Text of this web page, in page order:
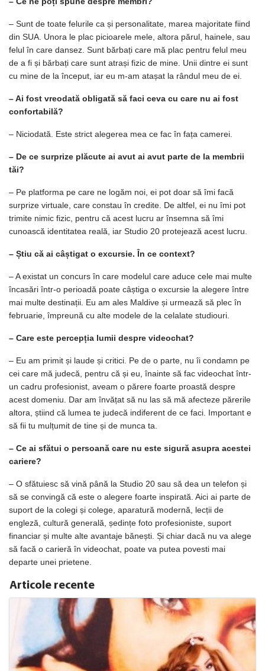
– Sunt de toate felurile ca și personalitate, marea majoritate fiind
din SUA. Unora le plac picioarele mele, altora părul, hainele, sau
felul în care dansez. Sunt bărbați care mă plac pentru felul meu
de a fi și bărbați care sunt atrași fizic de mine. Unii dintre ei sunt
cu mine de la început, iar eu m-am atașat la rândul meu de ei.
– Ai fost vreodată obligată să faci ceva cu care nu ai fost
confortabilă?
– Niciodată. Este strict alegerea mea ce fac în fața camerei.
– De ce surprize plăcute ai avut ai avut parte de la membrii
tăi?
– Pe platforma pe care ne logăm noi, ei pot doar să îmi facă
surprize virtuale, care constau în credite. De altfel, ei nu îmi pot
trimite nimic fizic, pentru că acest lucru ar însemna să îmi
cunoască identitatea reală, iar Studio 20 protejează acest lucru.
– Știu că ai câștigat o excursie. În ce context?
– A existat un concurs în care modelul care aduce cele mai multe
încasări într-o perioadă poate câștiga o excursie la alegere între
mai multe destinații. Eu am ales Maldive și urmează să plec în
februarie, împreună cu alte modele de la celalate studiouri.
– Care este percepția lumii despre videochat?
– Eu am primit și laude și critici. Pe de o parte, nu îi condamn pe
cei care mă judecă, pentru că și eu, înainte să fac videochat într-
un cadru profesionist, aveam o părere foarte proastă despre
acest domeniu. Dar am învățat să nu las să mă afecteze părerile
altora, știind că lumea te judecă indiferent de ce faci. Important e
să fii tu mulțumit de tine și de munca ta.
– Ce ai sfătui o persoană care nu este sigură asupra acestei
cariere?
– O sfătuiesc să vină până la Studio 20 sau să dea un telefon și
să se convingă că este o alegere foarte inspirată. Aici ai parte de
suport de la colegi și colege, aparatură modernă, lecții de
engleză, cultură generală, ședințe foto profesioniste, suport
financiar și multe alte avantaje bănești. Și chiar dacă nu va alege
să facă o carieră în videochat, poate va putea povesti mai
departe unei prietene.
Articole recente